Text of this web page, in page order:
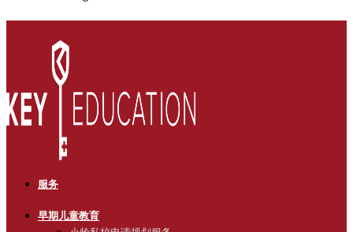
服务
早期儿童教育